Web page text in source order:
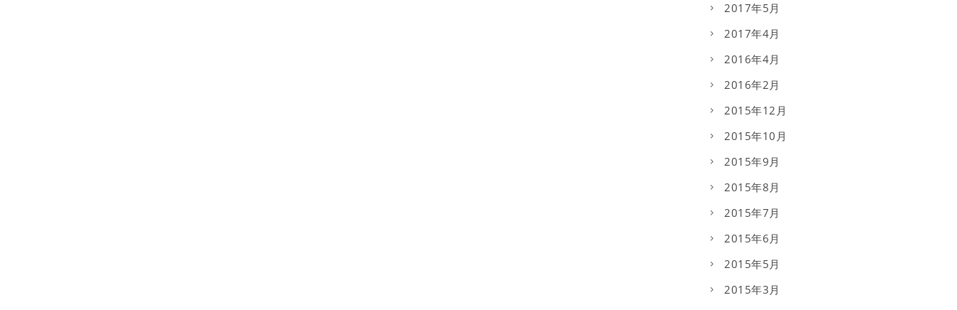
2017年5月
2017年4月
2016年4月
2016年2月
2015年12月
2015年10月
2015年9月
2015年8月
2015年7月
2015年6月
2015年5月
2015年3月